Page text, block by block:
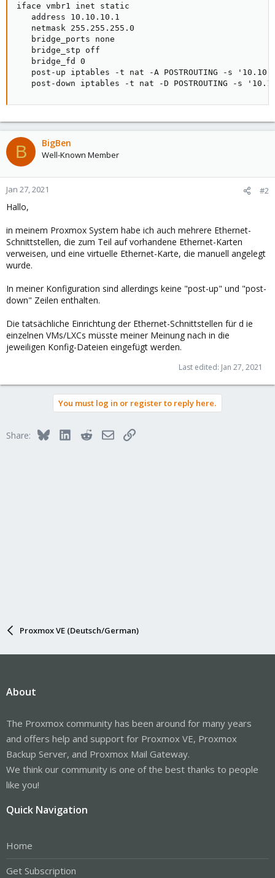
iface vmbr1 inet static
   address 10.10.10.1
   netmask 255.255.255.0
   bridge_ports none
   bridge_stp off
   bridge_fd 0
post-up iptables -t nat -A POSTROUTING -s
post-down iptables -t nat -D POSTROUTING -s
B BigBen
Well-Known Member
Jan 27, 2021 #2
Hallo,
in meinem Proxmox System habe ich auch mehrere Ethernet-
Schnittstellen, die zum Teil auf vorhandene Ethernet-Karten
verweisen, und eine virtuelle Ethernet-Karte, die manuell angelegt
wurde.
In meiner Konfiguration sind allerdings keine "post-up" und "post-
down" Zeilen enthalten.
Die tatsächliche Einrichtung der Ethernet-Schnittstellen für d ie
einzelnen VMs/LXCs müsste meiner Meinung nach in die
jeweiligen Konfig-Dateien eingefügt werden.
Last edited: Jan 27, 2021
You must log in or register to reply here.
Share: BlueskyLinkedInRedditEmailLink
Proxmox VE (Deutsch/German)
About
The Proxmox community has been around for many years
and offers help and support for Proxmox VE, Proxmox
Backup Server, and Proxmox Mail Gateway.
We think our community is one of the best thanks to people
like you!
Quick Navigation
Home
Get Subscription